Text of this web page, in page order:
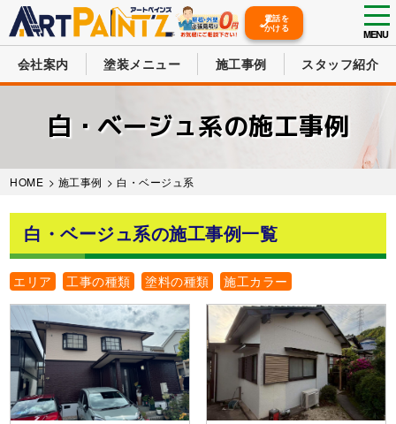
MENU
電話を
かける
会社案内 塗装メニュー 施工事例 スタッフ紹介
白・ベージュ系の施工事例
HOME > 施工事例 > 白・ベージュ系
白・ベージュ系の施工事例一覧
エリア 工事の種類 塗料の種類 施工カラー